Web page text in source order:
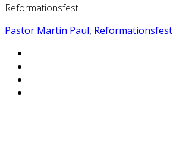
Reformationsfest
Pastor Martin Paul, Reformationsfest